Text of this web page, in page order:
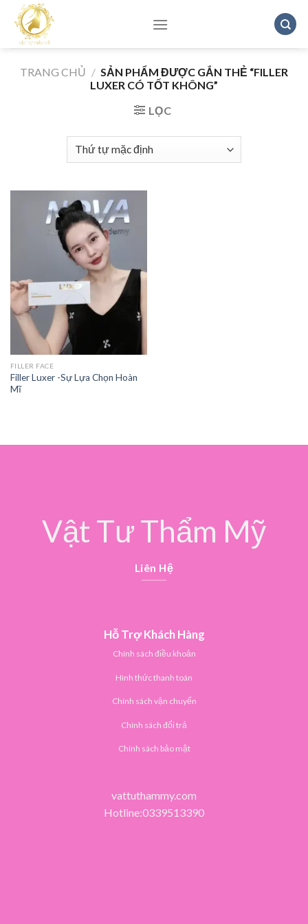
content
TRANG CHỦ / SẢN PHẨM ĐƯỢC GẮN THẺ “FILLER
LUXER CÓ TỐT KHÔNG”
LỌC
FILLER FACE
Filler Luxer -Sự Lựa Chọn Hoàn
Mĩ
Vật Tư Thẩm Mỹ
Liên Hệ
Hỗ Trợ Khách Hàng
Chính sách điều khoản
Hình thức thanh toán
Chính sách vận chuyển
Chính sách đổi trả
Chính sách bảo mật
vattuthammy.com
Hotline:0339513390